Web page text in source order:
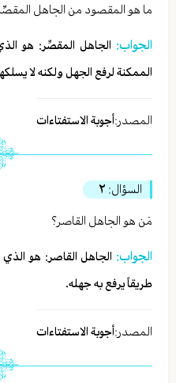
ما هو المقصود من الجاهل
الجواب: الجاهل المقصِّر: هو
الممكنة لرفع الجهل ولكنه لا
المصدر:أجوبة الاستفتاءات
السؤال: ٢
مَن هو الجاهل القاصر؟
الجواب: الجاهل القاصر: هو الذي
طريقاً يرفع به جهله.
المصدر:أجوبة الاستفتاءات